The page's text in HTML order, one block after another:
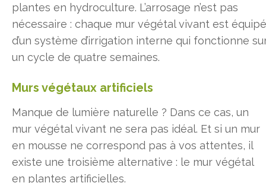
plantes en hydroculture. L’arrosage n’est pas
nécessaire : chaque mur végétal vivant est équipé
d’un système d’irrigation interne qui fonctionne
un cycle de quatre semaines.
Murs végétaux artificiels
Manque de lumière naturelle ? Dans ce cas, un
mur végétal vivant ne sera pas idéal. Et si un mur
en mousse ne correspond pas à vos attentes, il
existe une troisième alternative : le mur végétal
en plantes artificielles.